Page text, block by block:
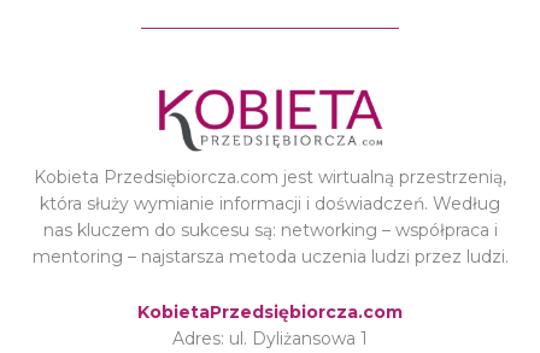
Kobieta Przedsiębiorcza.com jest wirtualną przestrzenią,
która służy wymianie informacji i doświadczeń. Według
nas kluczem do sukcesu są: networking – współpraca i
mentoring – najstarsza metoda uczenia ludzi przez ludzi.
KobietaPrzedsiębiorcza.com
Adres: ul. Dyliżansowa 1